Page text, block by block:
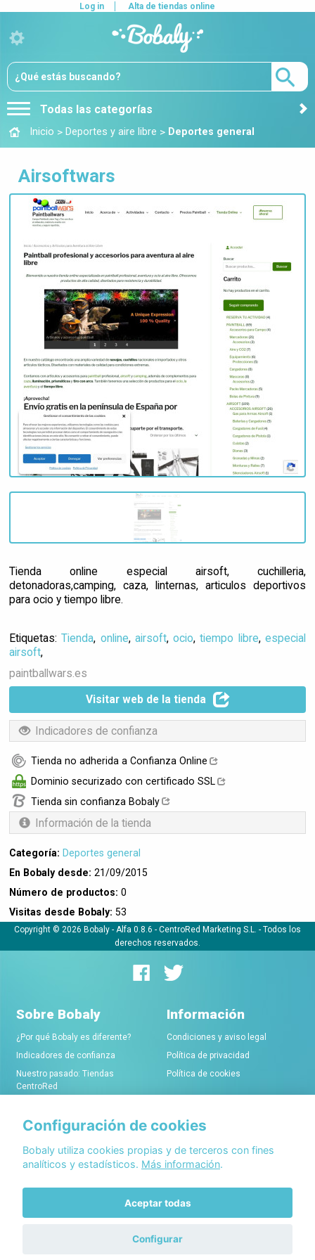
Todas las categorías
Log in Alta de tiendas online
Inicio > Deportes y aire libre > Deportes general
Airsoftwars
Tienda online especial airsoft, cuchilleria,
detonadoras,camping, caza, linternas, articulos deportivos
para ocio y tiempo libre.
Etiquetas:Tienda, online, airsoft,ocio,tiempo libre,especial
airsoft,
paintballwars.es
Visitar web de la tienda
Indicadores de confianza
Tienda no adherida a Confianza Online
Dominio securizado con certificado SSL
Tienda sin confianza Bobaly
Información de la tienda
Categoría: Deportes general
En Bobaly desde: 21/09/2015
Número de productos: 0
Visitas desde Bobaly: 53
Copyright © 2026 Bobaly - Alfa 0.8.6 - CentroRed Marketing S.L. - Todos los
derechos reservados.
Sobre Bobaly
¿Por qué Bobaly es diferente?
Indicadores de confianza
Nuestro pasado: Tiendas
CentroRed
Información
Condiciones y aviso legal
Política de privacidad
Política de cookies
Comerciantes
Alta de tiendas online
Condiciones de alta
Conócenos
Acerca de Bobaly Partners
Partner eCommerce
Configuración de cookies
Bobaly utiliza cookies propias y de terceros con fines
analíticos y estadísticos. Más información.
Aceptar todas
Configurar